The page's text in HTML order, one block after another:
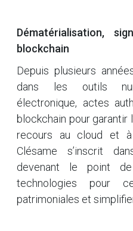
Dématérialisation,
blockchain
Depuis plusieurs
dans les outils
électronique, actes
blockchain pour garantir
recours au cloud et à
Clésame s’inscrit
devenant le point
technologies pour
patrimoniales et